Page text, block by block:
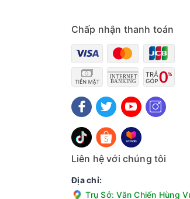
Tiện ích
- Tự động phân bổ nước
Chấp nhận thanh toán
Liên hệ với chúng tôi
Địa chỉ:
Trụ Sở: Văn Chiến Hùng